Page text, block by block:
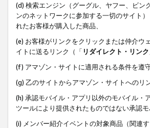
(d) 検索エンジン（グーグル、ヤフー、ビン
ンのネットワークに参加する一切のサイト
れたお客様が購入した商品、
(e) お客様がリンクをクリックまたは仲介ウ
イトに送るリンク（「 リダイレクト・リンク
(f) アマゾン・サイトに適用される条件を遵
(g) 乙のサイトからアマゾン・サイトへのリ
(h) 承認モバイル・アプリ以外のモバイル・
ツールにより提供されたものではない承認
(i) メンバー紹介イベントの対象商品（関連